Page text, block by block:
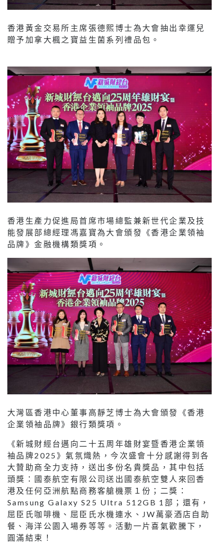
香港黃金交易所主席張德熙博士為大會抽出幸運兒
贈予加拿大楓之寶益生菌系列禮品包。
香港生產力促進局首席市場總監兼新世代企業及技
能發展部總經理馮嘉寶為大會頒發《香港企業領袖
品牌》金融機構類獎項。
大灣區香港中心董事高靜芝博士為大會頒發《香港
企業領袖品牌》銀行類獎項。
《新城財經台邁向二十五周年雄財宴暨香港企業領
袖品牌2025》氣氛熾熱，今次盛會十分感謝得到各
大贊助商全力支持，送出多份名貴獎品，其中包括
頭獎：國泰航空有限公司送出國泰航空雙人來回香
港及任何亞洲航點商務客艙機票１份；二獎：
Samsung Galaxy S25 Ultra 512GB 1部；還有，
屈臣氏咖啡機、屈臣氏水機連水、JW萬豪酒店自助
餐、海洋公園入場券等等。活動一片喜氣歡騰下，
圓滿結束！